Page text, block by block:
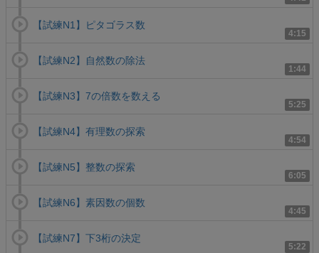
4:15
【試練N1】ピタゴラス数
1:44
【試練N2】自然数の除法
5:25
【試練N3】7の倍数を数える
4:54
【試練N4】有理数の探索
6:05
【試練N5】整数の探索
4:45
【試練N6】素因数の個数
5:22
【試練N7】下3桁の決定